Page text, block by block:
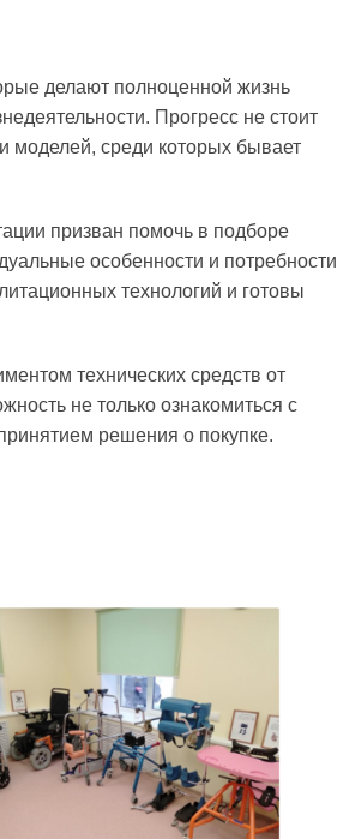
делают полноценной жизнь
Прогресс не стоит
моделей, среди которых бывает
призван помочь в подборе
особенности и потребности
технологий и готовы
технических средств от
не только ознакомиться с
решения о покупке.